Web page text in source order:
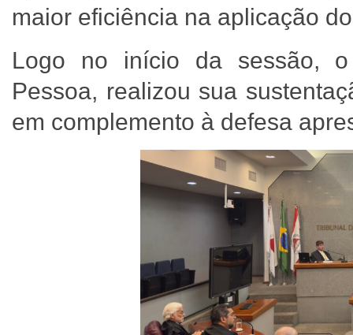
maior eficiência na aplicação
Logo no início da sessão, o
Pessoa, realizou sua
em complemento à defesa